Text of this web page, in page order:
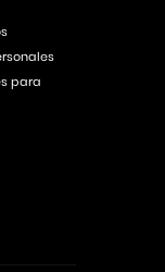
para